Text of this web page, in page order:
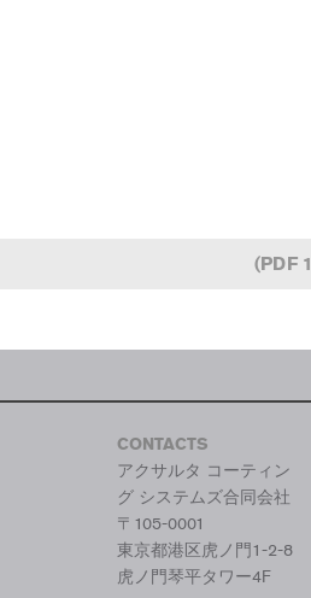
(PDF
CONTACTS
アクサルタ コーティン
グ システムズ合同会社
〒105-0001
東京都港区虎ノ門1-2-8
虎ノ門琴平タワー4F